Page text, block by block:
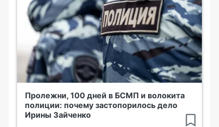
Пролежни, 100 дней в БСМП и волокита
полиции: почему застопорилось дело
Ирины Зайченко